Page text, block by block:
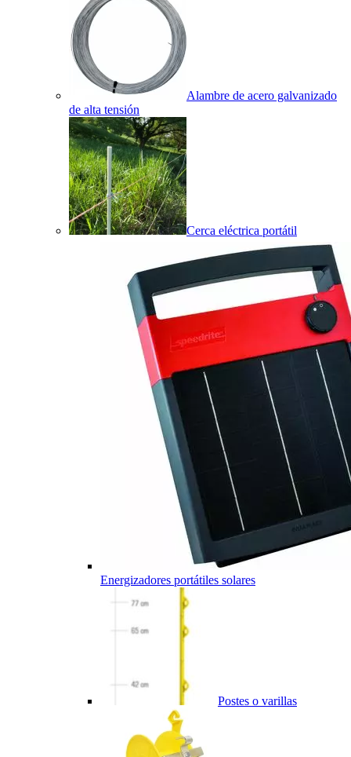
Alambre de acero galvanizado
de alta tensión
Cerca eléctrica portátil
Energizadores portátiles solares
Postes o varillas